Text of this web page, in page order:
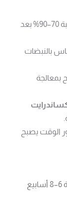
تقليل نمو الشعر بنسبة 70–90% بعد
بالنبضات
بمعالجة
الوقت يصبح
يحتاج معظم العملاء إلى 4–8 جلسات متباعدة 6–8 أسابيع